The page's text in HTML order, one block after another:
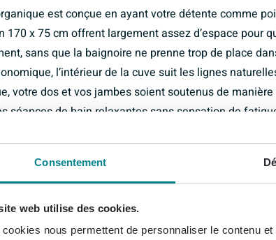
Consentement
web utilise des cookies.
cookies nous permettent de personnaliser le contenu
est conçue en ayant votre détente comme
170 x 75 cm offrent largement assez d’espace pour
sans que la baignoire ne prenne trop de place
l’intérieur de la cuve suit les lignes
votre dos et vos jambes soient soutenus de
séances de bain relaxantes sans sensation de
évite que vous ne soyez assis ou allongé sur
de couchage. Si vous choisissez
à transformer votre routine quotidienne en un
pour la chaleur, le silence et la durabilité